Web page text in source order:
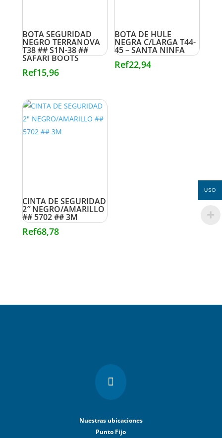
BOTA SEGURIDAD
NEGRO TERRANOVA
T38 ## S1N-38 ##
SAFARI BOOTS
Ref15,96
BOTA DE HULE
NEGRA C/LARGA T44-
45 – SANTA NINFA
Ref22,94
CINTA DE SEGURIDAD
2″ NEGRO/AMARILLO
## 5702 ## 3M
Ref68,78

Nuestras ubicaciones
Punto Fijo
USD